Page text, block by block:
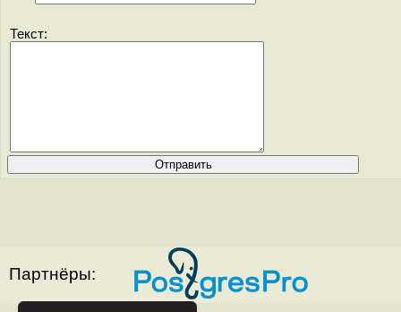
Текст:
Партнёры: